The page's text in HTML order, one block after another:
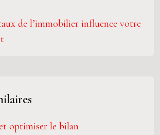
de l’immobilier influence votre
optimiser le bilan